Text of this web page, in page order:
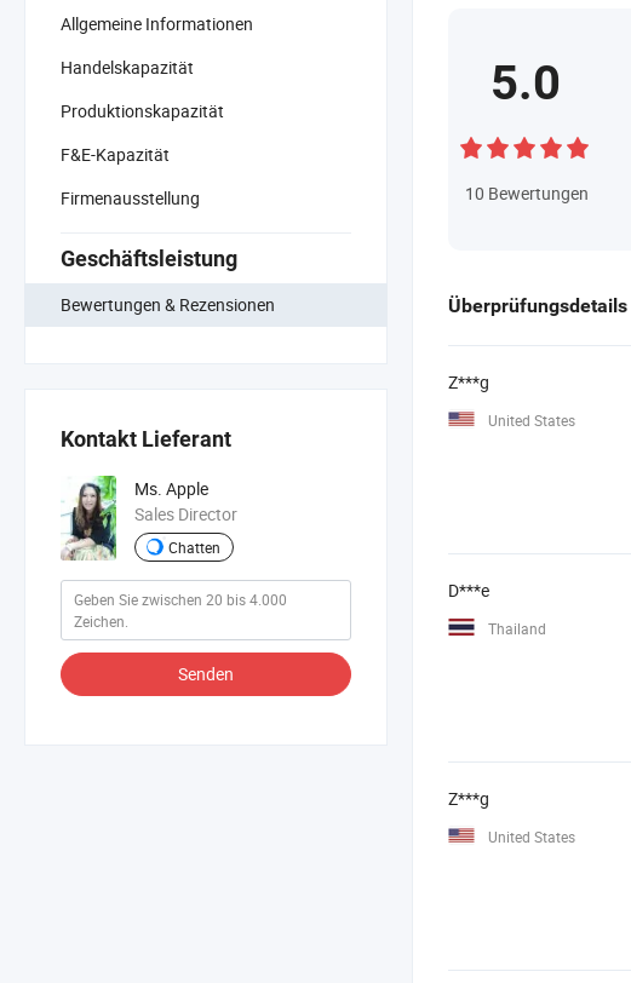
Allgemeine Informationen
Handelskapazität
Produktionskapazität
F&E-Kapazität
Firmenausstellung
Geschäftsleistung
Bewertungen & Rezensionen
Kontakt Lieferant
Ms. Apple
Sales Director
Chatten
Senden
5.0
10 Bewertungen
Überprüfungsdetails
Z***g
United States
D***e
Thailand
Z***g
United States